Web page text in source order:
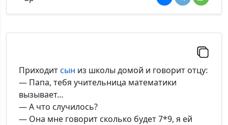
Приходитсын из школы домой и говорит отцу:
— Папа, тебя учительница математики
вызывает…
— А что случилось?
— Она мне говорит сколько будет 7*9, я ей